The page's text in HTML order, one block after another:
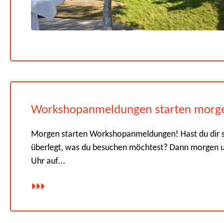
Workshopanmeldungen starten
Morgen starten Workshopanmeldungen! Hast du dir
überlegt, was du besuchen möchtest? Dann morgen
Uhr auf...